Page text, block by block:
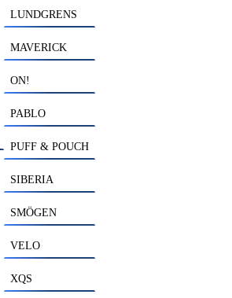
LUNDGRENS
MAVERICK
ON!
PABLO
PUFF & POUCH
SIBERIA
SMÖGEN
VELO
XQS